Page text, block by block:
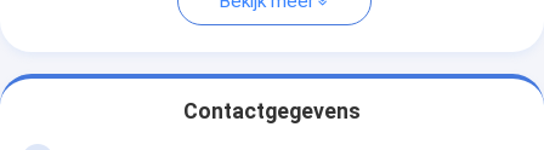
Contactgegevens